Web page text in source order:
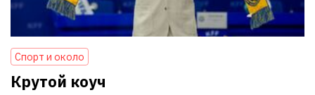
Спорт и около
Крутой коуч